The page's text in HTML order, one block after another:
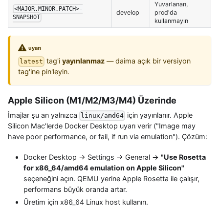
<MAJOR.MINOR.PATCH>-
SNAPSHOT
develop
Yuvarlanan,
prod'da
kullanmayın
uyarı
latest tag'iyayınlanmaz — daima açık bir versiyon
tag'ine pin'leyin.
Apple Silicon (M1/M2/M3/M4) Üzerinde
İmajlar şu an yalnızca linux/amd64 için yayınlanır. Apple
Silicon Mac'lerde Docker Desktop uyarı verir ("Image may
have poor performance, or fail, if run via emulation"). Çözüm:
Docker Desktop → Settings → General → "Use Rosetta
for x86_64/amd64 emulation on Apple Silicon"
seçeneğini açın. QEMU yerine Apple Rosetta ile çalışır,
performans büyük oranda artar.
Üretim için x86_64 Linux host kullanın.